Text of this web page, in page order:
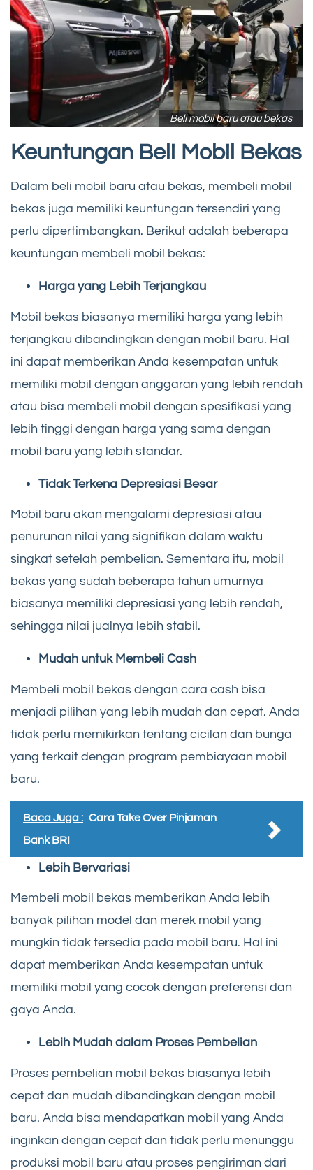
Beli mobil baru atau bekas
Keuntungan Beli Mobil Bekas
Dalam beli mobil baru atau bekas, membeli mobil
bekas juga memiliki keuntungan tersendiri yang
perlu dipertimbangkan. Berikut adalah beberapa
keuntungan membeli mobil bekas:
Harga yang Lebih Terjangkau
Mobil bekas biasanya memiliki harga yang lebih
terjangkau dibandingkan dengan mobil baru. Hal
ini dapat memberikan Anda kesempatan untuk
memiliki mobil dengan anggaran yang lebih rendah
atau bisa membeli mobil dengan spesifikasi yang
lebih tinggi dengan harga yang sama dengan
mobil baru yang lebih standar.
Tidak Terkena Depresiasi Besar
Mobil baru akan mengalami depresiasi atau
penurunan nilai yang signifikan dalam waktu
singkat setelah pembelian. Sementara itu, mobil
bekas yang sudah beberapa tahun umurnya
biasanya memiliki depresiasi yang lebih rendah,
sehingga nilai jualnya lebih stabil.
Mudah untuk Membeli Cash
Membeli mobil bekas dengan cara cash bisa
menjadi pilihan yang lebih mudah dan cepat. Anda
tidak perlu memikirkan tentang cicilan dan bunga
yang terkait dengan program pembiayaan mobil
baru.
Baca Juga : Cara Take Over Pinjaman
Bank BRI
Lebih Bervariasi
Membeli mobil bekas memberikan Anda lebih
banyak pilihan model dan merek mobil yang
mungkin tidak tersedia pada mobil baru. Hal ini
dapat memberikan Anda kesempatan untuk
memiliki mobil yang cocok dengan preferensi dan
gaya Anda.
Lebih Mudah dalam Proses Pembelian
Proses pembelian mobil bekas biasanya lebih
cepat dan mudah dibandingkan dengan mobil
baru. Anda bisa mendapatkan mobil yang Anda
inginkan dengan cepat dan tidak perlu menunggu
produksi mobil baru atau proses pengiriman dari